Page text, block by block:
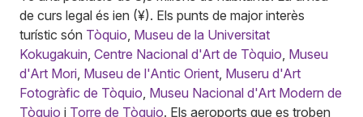
de curs legal és ien (¥). Els punts de major interès
turístic són Tòquio Museu de la Universitat
Kokugakuin Centre Nacional d'Art de Tòquio Museu
d'Art Mori Museu de l'Antic Orient Museru d'Art
Fotogràfic de Tòquio Museu Nacional d'Art Modern de
Tòquio i Torre de Tòquio. Els aeroports que es troben